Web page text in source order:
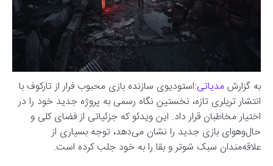
به گزارشمدیاتی:استودیوی سازنده بازی محبوب فرار از تارکوف با
انتشار تریلری تازه، نخستین نگاه رسمی به پروژه جدید خود را در
اختیار مخاطبان قرار داد. این ویدئو که جزئیاتی از فضای کلی و
حال‌وهوای بازی جدید را نشان می‌دهد، توجه بسیاری از
علاقه‌مندان سبک شوتر و بقا را به خود جلب کرده است.